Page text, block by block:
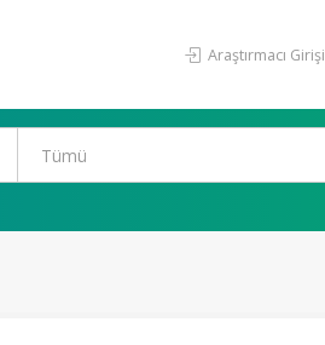
Araştırmacı Girişi